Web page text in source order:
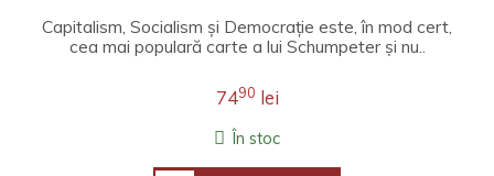
Capitalism, Socialism și Democrație este, în mod cert,
cea mai populară carte a lui Schumpeter și nu..
7490 lei
În stoc